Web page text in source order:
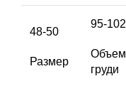
48-50
Размер
95-102
Объем
груди